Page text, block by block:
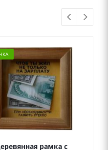
рамка с